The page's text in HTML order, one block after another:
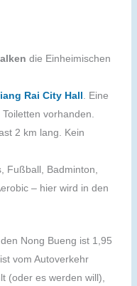
die Einheimischen
Rai City Hall . Eine
vorhanden.
2 km lang. Kein
Fußball, Badminton,
– hier wird in den
Nong Bueng ist 1,95
vom Autoverkehr
(oder es werden will),